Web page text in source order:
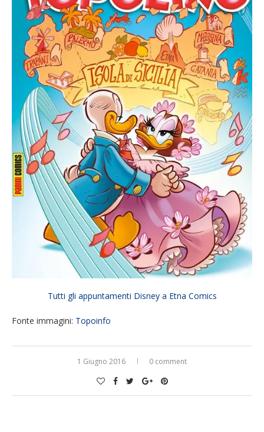
Tutti gli appuntamenti Disney a Etna Comics
Fonte immagini: Topoinfo
1 Giugno 2016 0 comment